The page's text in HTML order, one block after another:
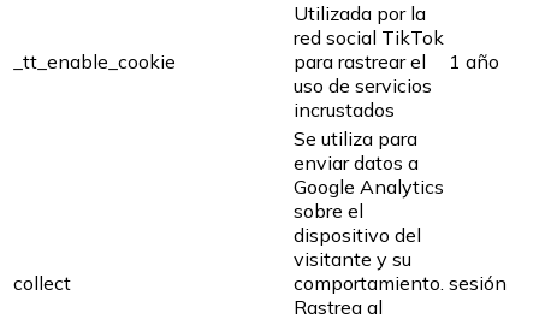
_tt_enable_cookie
Utilizada por la
red social TikTok
para rastrear el
uso de servicios
incrustados
1 año
collect
Se utiliza para
enviar datos a
Google Analytics
sobre el
dispositivo del
visitante y su
comportamiento.
Rastrea al
sesión